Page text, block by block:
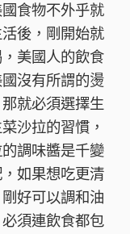
食物不外乎就
後，剛開始就
美國人的飲食
沒有所謂的燙
就必須選擇生
沙拉的習慣，
調味醬是千變
如果想吃更清
好可以調和油
須連飲食都包